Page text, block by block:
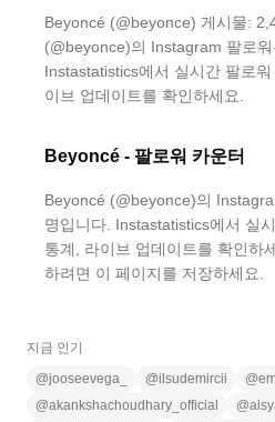
Beyoncé (@beyonce) 게시물:
(@beyonce)의 Instagram 팔로
Instastatistics에서 실시간 팔로
이브 업데이트를 확인하세요.
Beyoncé - 팔로워 카운터
Beyoncé (@beyonce)의
명입니다. Instastatistics에서 실
통계, 라이브 업데이트를 확인하
하려면 이 페이지를 저장하세요.
지금 인기
@jooseevega_ @ilsudemircii @
@akankshachoudhary_official @